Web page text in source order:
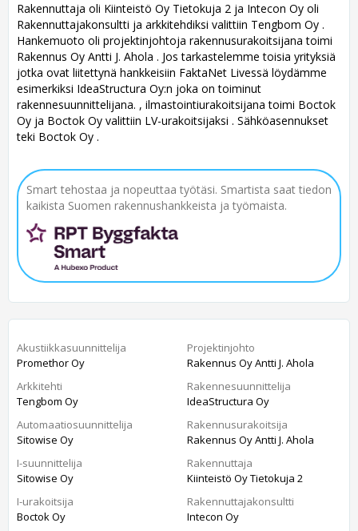
Rakennuttaja oli Kiinteistö Oy Tietokuja 2 ja Intecon Oy oli
Rakennuttajakonsultti ja arkkitehdiksi valittiin Tengbom Oy .
Hankemuoto oli projektinjohtoja rakennusurakoitsijana toimi
Rakennus Oy Antti J. Ahola . Jos tarkastelemme toisia yrityksiä
jotka ovat liitettynä hankkeisiin FaktaNet Livessä löydämme
esimerkiksi IdeaStructura Oy:n joka on toiminut
rakennesuunnittelijana. , ilmastointiurakoitsijana toimi Boctok
Oy ja Boctok Oy valittiin LV-urakoitsijaksi . Sähköasennukset
teki Boctok Oy .
Smart tehostaa ja nopeuttaa työtäsi. Smartista saat tiedon
kaikista Suomen rakennushankkeista ja työmaista.
Akustiikkasuunnittelija
Promethor Oy
Arkkitehti
Tengbom Oy
Automaatiosuunnittelija
Sitowise Oy
I-suunnittelija
Sitowise Oy
I-urakoitsija
Boctok Oy
Projektinjohto
Rakennus Oy Antti J. Ahola
Rakennesuunnittelija
IdeaStructura Oy
Rakennusurakoitsija
Rakennus Oy Antti J. Ahola
Rakennuttaja
Kiinteistö Oy Tietokuja 2
Rakennuttajakonsultti
Intecon Oy